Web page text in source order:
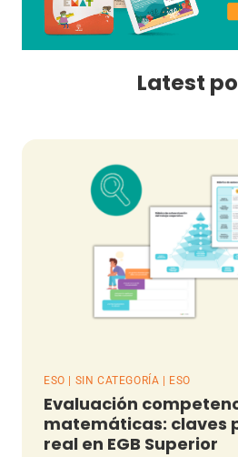
Latest
ESO | SIN CATEGORÍA | ESO
Evaluación
matemáticas: claves
real en EGB Superior